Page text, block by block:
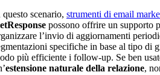
questo scenario, strumenti di email
possono offrire un supporto
l’invio di aggiornamenti
specifiche in base al tipo di
più efficiente i follow-up. Se ben
estensione naturale della relazione,